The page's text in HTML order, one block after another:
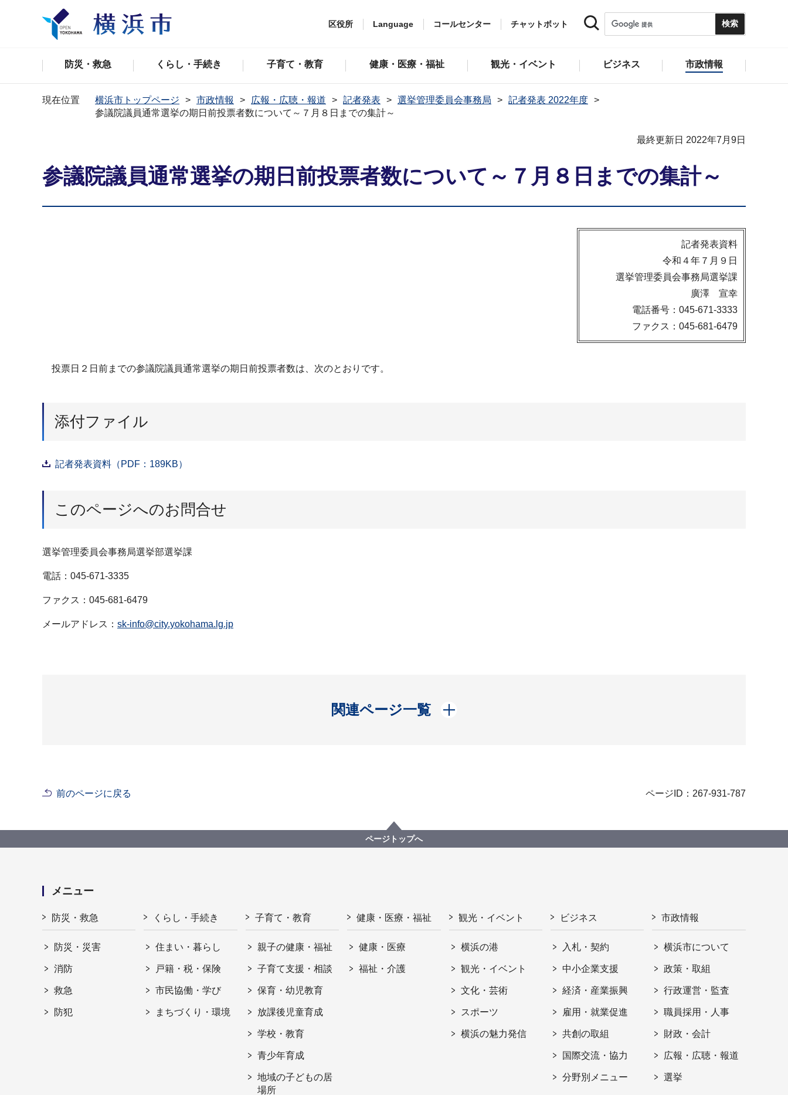
区役所 Language コールセンター チャットボット
防災・救急 くらし・手続き 子育て・教育 健康・医療・福祉 観光・イベント ビジネス 市政情報
現在位置 横浜市トップページ 市政情報 広報・広聴・報道 記者発表 選挙管理委員会事務局
記者発表 2022年度
参議院議員通常選挙の期日前投票者数について～７月８日までの集計～
最終更新日 2022年7月9日
参議院議員通常選挙の期日前投票者数について～７月８日までの集計～
記者発表資料
令和４年７月９日
選挙管理委員会事務局選挙課
廣澤 宣幸
電話番号：045-671-3333
ファクス：045-681-6479
投票日２日前までの参議院議員通常選挙の期日前投票者数は、次のとおりです。
添付ファイル
記者発表資料（PDF：189KB）
このページへのお問合せ
選挙管理委員会事務局選挙部選挙課
電話：045-671-3335
ファクス：045-681-6479
メールアドレス： sk-info@city.yokohama.lg.jp
関連ページ一覧
開く
前のページに戻る ページID：267-931-787
ページトップへ
メニュー
防災・救急
防災・災害
消防
救急
防犯
くらし・手続き
住まい・暮らし
戸籍・税・保険
市民協働・学び
まちづくり・環境
子育て・教育
親子の健康・福祉
子育て支援・相談
保育・幼児教育
放課後児童育成
学校・教育
青少年育成
地域の子どもの居
場所
健康・医療・福祉
健康・医療
福祉・介護
観光・イベント
横浜の港
観光・イベント
文化・芸術
スポーツ
横浜の魅力発信
ビジネス
入札・契約
中小企業支援
経済・産業振興
雇用・就業促進
共創の取組
国際交流・協力
分野別メニュー
市政情報
横浜市について
政策・取組
行政運営・監査
職員採用・人事
財政・会計
広報・広聴・報道
選挙